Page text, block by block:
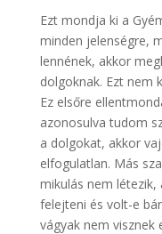
Ezt mondja ki a
minden jelenségre,
lennének, akkor
dolgoknak. Ezt nem
Ez elsőre
azonosulva tudom
a dolgokat, akkor
elfogulatlan. Más
mikulás nem
felejteni és volt-e
vágyak nem visznek